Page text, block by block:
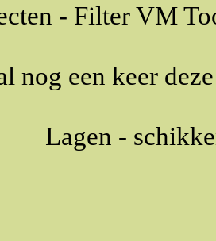
- Filter VM
nog een keer
Lagen -